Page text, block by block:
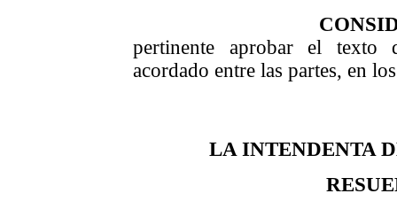
pertinente aprobar el texto
acordado entre las partes, en
LA INTENDENTA